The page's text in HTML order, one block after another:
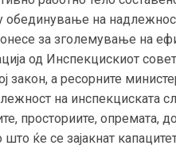
обединување на
за зголемување на
од Инспекцискиот
закон, а ресорните
на инспекциската
просториите, опремата,
ќе се зајакнат